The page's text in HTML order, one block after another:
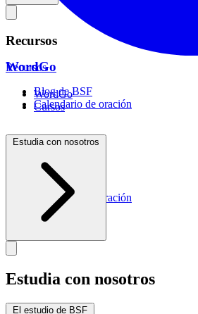
WordGo
WordGo
Cursos
Blog de BSF
Calendario de oración
Recursos
Recursos
Blog de BSF
Calendario de oración
Estudia con nosotros
Estudia con nosotros
El estudio de BSF